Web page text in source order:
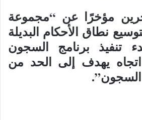
مؤخرًا عن “مجموعة
نطاق الأحكام البديلة
تنفيذ برنامج السجون
يهدف إلى الحد من
السجون”.